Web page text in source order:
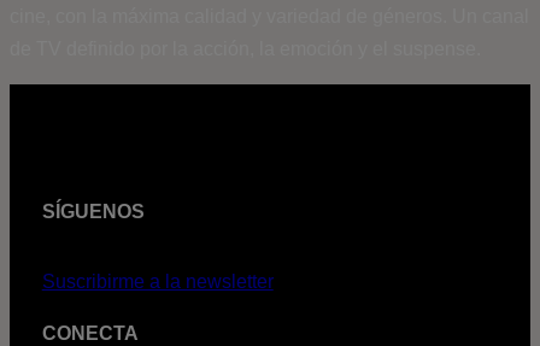
SÍGUENOS
Suscribirme a la newsletter
CONECTA